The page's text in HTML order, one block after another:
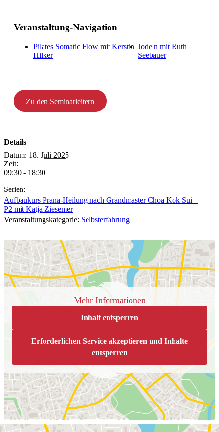
Veranstaltung-Navigation
Pilates Somatic Flow mit Kerstin
Hilker
Jodeln mit Ruth
Seebauer
Zu den Seminarleitern
Details
Datum: 18. Juli 2025
Zeit:
09:30 - 18:30
Serien:
Aufbaukurs Prana-Heilung nach Grandmaster Choa Kok Sui –
P2 mit Katja Ziesemer
Veranstaltungskategorie: Selbsterfahrung
Veranstaltungsort
Kulturraum Prien
Ernsdorfer Str. 2
Prien, 83209 Google Karte anzeigen
Mehr Informationen
Inhalt entsperren
Erforderlichen Service akzeptieren und Inhalte
entsperren